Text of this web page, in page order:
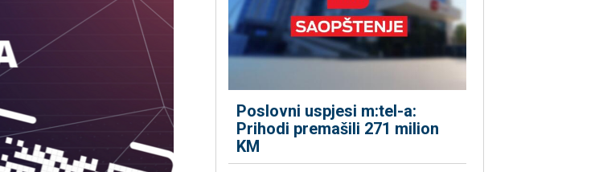
Poslovni uspjesi m:tel-a:
Prihodi premašili 271 milion
KM